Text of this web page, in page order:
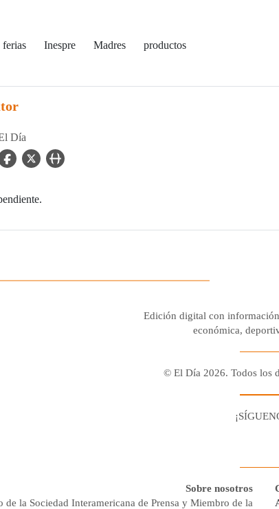
ferias Inespre Madres productos
Día
Icon
twitter Iconuser_url Icon
Edición digital con
económica,
© El Día 2026. Todos los
Sobre nosotros
de la Sociedad Interamericana de Prensa y Miembro de la